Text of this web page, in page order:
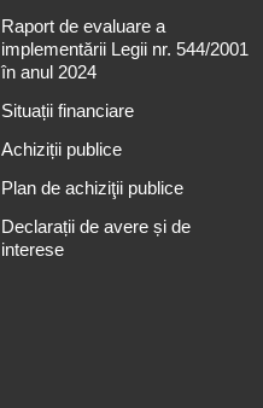
Raport de evaluare a
implementării Legii nr. 544/2001
în anul 2024
Situații financiare
Achiziții publice
Plan de achiziţii publice
Declarații de avere și de
interese